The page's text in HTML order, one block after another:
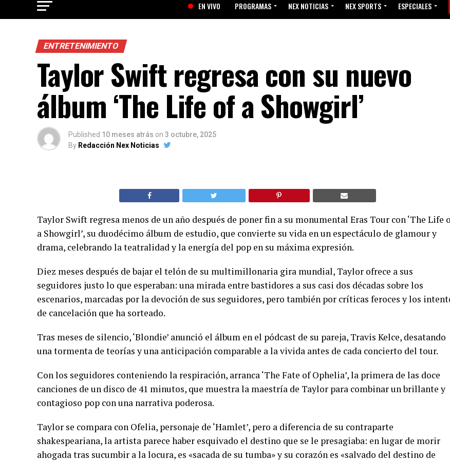
EN VIVO PROGRAMAS NEX NOTICIAS NEX SPORTS ESPECIALES
ENTRETENIMIENTO
Taylor Swift regresa con su nuevo
álbum ‘The Life of a Showgirl’
Published 10 meses atrás on 3 octubre, 2025
By Redacción Nex Noticias
Taylor Swift regresa menos de un año después de poner fin a su monumental Eras Tour con ‘The Life
a Showgirl’, su duodécimo álbum de estudio, que convierte su vida en un espectáculo de glamour y
drama, celebrando la teatralidad y la energía del pop en su máxima expresión.
Diez meses después de bajar el telón de su multimillonaria gira mundial, Taylor ofrece a sus
seguidores justo lo que esperaban: una mirada entre bastidores a sus casi dos décadas sobre los
escenarios, marcadas por la devoción de sus seguidores, pero también por críticas feroces y los
de cancelación que ha sorteado.
Tras meses de silencio, ‘Blondie’ anunció el álbum en el pódcast de su pareja, Travis Kelce, desatando
una tormenta de teorías y una anticipación comparable a la vivida antes de cada concierto del tour.
Con los seguidores conteniendo la respiración, arranca ‘The Fate of Ophelia’, la primera de las doce
canciones de un disco de 41 minutos, que muestra la maestría de Taylor para combinar un brillante y
contagioso pop con una narrativa poderosa.
Taylor se compara con Ofelia, personaje de ‘Hamlet’, pero a diferencia de su contraparte
shakespeariana, la artista parece haber esquivado el destino que se le presagiaba: en lugar de morir
ahogada tras sucumbir a la locura, es «sacada de su tumba» y su corazón es «salvado del destino de